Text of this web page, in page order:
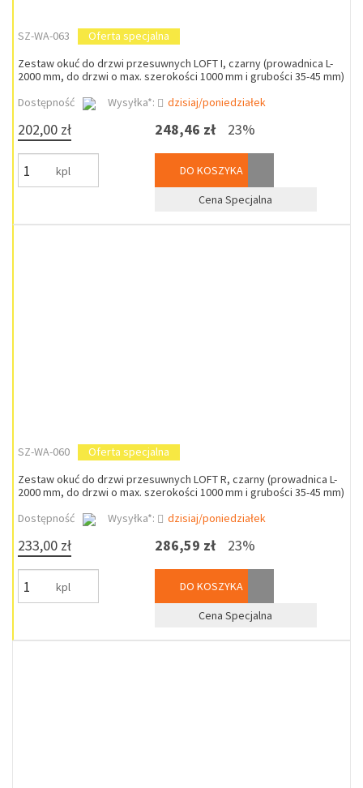
SZ-WA-063
Oferta specjalna
Zestaw okuć do drzwi przesuwnych LOFT I, czarny (prowadnica L-
2000 mm, do drzwi o max. szerokości 1000 mm i grubości 35-45 mm)
Dostępność
Wysyłka*: dzisiaj/poniedziałek
202,00 zł
kpl
248,46 zł 23%
DO KOSZYKA
Cena Specjalna
SZ-WA-060
Oferta specjalna
Zestaw okuć do drzwi przesuwnych LOFT R, czarny (prowadnica L-
2000 mm, do drzwi o max. szerokości 1000 mm i grubości 35-45 mm)
Dostępność
Wysyłka*: dzisiaj/poniedziałek
233,00 zł
kpl
286,59 zł 23%
DO KOSZYKA
Cena Specjalna